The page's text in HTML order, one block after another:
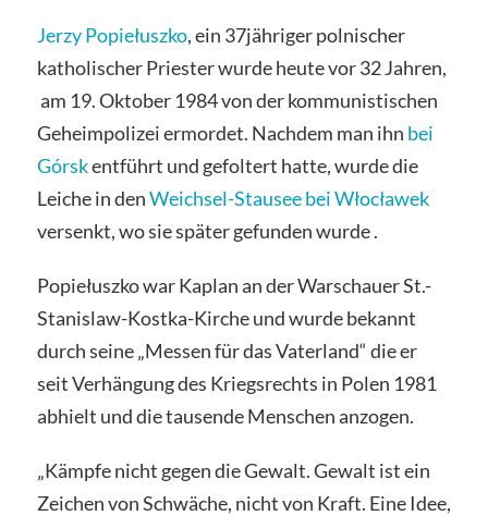
Jerzy Popiełuszko, ein 37jähriger polnischer
katholischer Priester wurde heute vor 32 Jahren,
am 19. Oktober 1984 von der kommunistischen
Geheimpolizei ermordet. Nachdem man ihn bei
Górskentführt und gefoltert hatte, wurde die
Leiche in denWeichsel-Stausee bei Włocławek
versenkt, wo sie später gefunden wurde .
Popiełuszko war Kaplan an der Warschauer St.-
Stanislaw-Kostka-Kirche und wurde bekannt
durch seine „Messen für das Vaterland“ die er
seit Verhängung des Kriegsrechts in Polen 1981
abhielt und die tausende Menschen anzogen.
„Kämpfe nicht gegen die Gewalt. Gewalt ist ein
Zeichen von Schwäche, nicht von Kraft. Eine Idee,